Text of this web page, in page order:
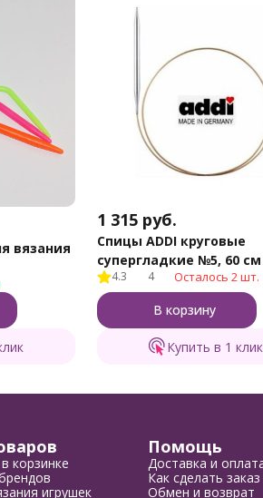
вязания
1 315 руб.
Спицы ADDI круговые
супергладкие №5, 60 см
4.3 4 Осталось 2 шт.
В корзину
Купить в 1 клик
корзинке
игрушек
Помощь
Доставка и
Как сделать заказ
Обмен и возврат